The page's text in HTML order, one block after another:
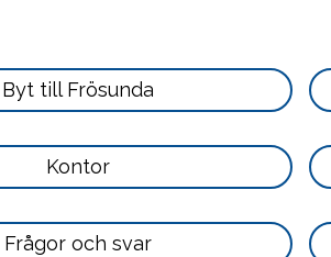
Läs
mer
här
Byt till Frösunda
Läs
mer
här
Kontor
Läs
Frågor och svar